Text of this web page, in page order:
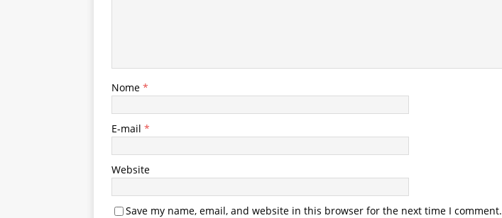
Nome *
E-mail *
Website
Save my name, email, and website in this browser for the next time I comment.